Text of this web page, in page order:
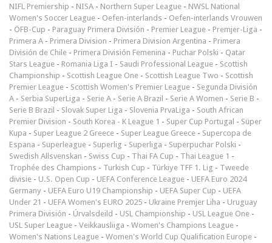
NIFL Premiership - NISA - Northern Super League - NWSL National
Women's Soccer League - Oefen-interlands - Oefen-interlands Vrouwen
- ÖFB-Cup - Paraguay Primera División - Premier League - Premjer-Liga -
Primera A - Primera Division - Primera Division Argentina - Primera
División de Chile - Primera División Femenina - Puchar Polski - Qatar
Stars League - Romania Liga I - Saudi Professional League - Scottish
Championship - Scottish League One - Scottish League Two - Scottish
Premier League - Scottish Women's Premier League - Segunda División
A - Serbia SuperLiga - Serie A - Serie A Brazil - Serie A Women - Serie B -
Serie B Brazil - Slovak Super Liga - Slovenia PrvaLiga - South African
Premier Division - South Korea - K League 1 - Super Cup Portugal - Süper
Kupa - Super League 2 Greece - Super League Greece - Supercopa de
Espana - Superleague - Superlig - Superliga - Superpuchar Polski -
Swedish Allsvenskan - Swiss Cup - Thai FA Cup - Thai League 1 -
Trophée des Champions - Turkish Cup - Türkiye TFF 1. Lig - Tweede
divisie - U.S. Open Cup - UEFA Conference League - UEFA Euro 2024
Germany - UEFA Euro U19 Championship - UEFA Super Cup - UEFA
Under 21 - UEFA Women's EURO 2025 - Ukraine Premjer Liha - Uruguay
Primera División - Úrvalsdeild - USL Championship - USL League One -
USL Super League - Veikkausliiga - Women's Champions League -
Women's Nations League - Women's World Cup Qualification Europe -